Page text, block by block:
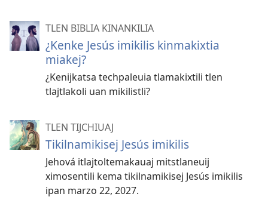
TLEN BIBLIA KINANKILIA
¿Kenke Jesús imikilis kinmakixtia
miakej?
¿Kenijkatsa techpaleuia tlamakixtili tlen
tlajtlakoli uan mikilistli?
TLEN TIJCHIUAJ
Tikilnamikisej Jesús imikilis
Jehová itlajtoltemakauaj mitstlaneuij
ximosentili kema tikilnamikisej Jesús imikilis
ipan marzo 22, 2027.